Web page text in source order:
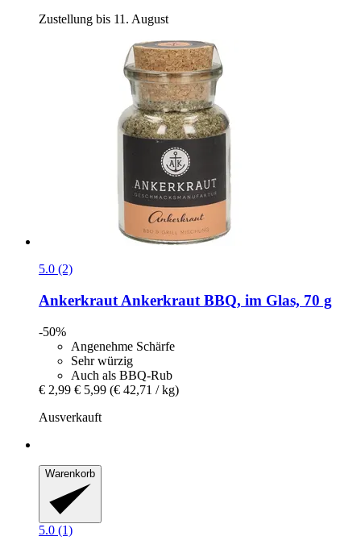
Zustellung bis 11. August
5.0 (2)
Ankerkraut Ankerkraut BBQ, im Glas, 70 g
-50%
Angenehme Schärfe
Sehr würzig
Auch als BBQ-Rub
€ 2,99 € 5,99 (€ 42,71 / kg)
Ausverkauft
Warenkorb
5.0 (1)